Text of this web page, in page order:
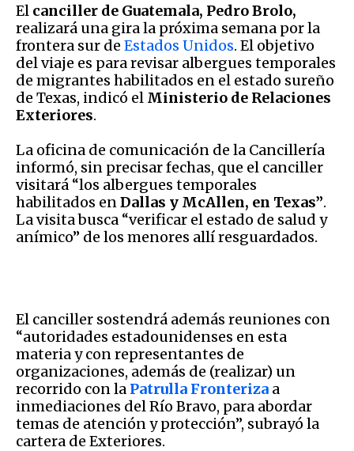
El canciller de Guatemala, Pedro Brolo,
realizará una gira la próxima semana por la
frontera sur de Estados Unidos. El objetivo
del viaje es para revisar albergues temporales
de migrantes habilitados en el estado sureño
de Texas, indicó el Ministerio de Relaciones
Exteriores.
La oficina de comunicación de la Cancillería
informó, sin precisar fechas, que el canciller
visitará “los albergues temporales
habilitados enDallas y McAllen, en Texas”.
La visita busca “verificar el estado de salud y
anímico” de los menores allí resguardados.
El canciller sostendrá además reuniones con
“autoridades estadounidenses en esta
materia y con representantes de
organizaciones, además de (realizar) un
recorrido con la Patrulla Fronteriza a
inmediaciones del Río Bravo, para abordar
temas de atención y protección”, subrayó la
cartera de Exteriores.